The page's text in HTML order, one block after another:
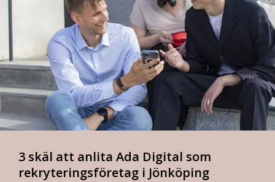
3 skäl att anlita Ada Digital som
rekryteringsföretag i Jönköping